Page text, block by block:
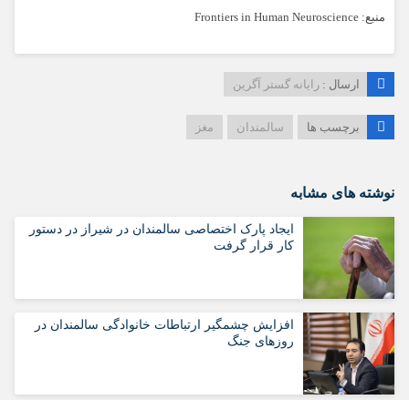
منبع: Frontiers in Human Neuroscience
ارسال : رایانه گستر آگرین
برچسب ها سالمندان مغز
نوشته های مشابه
ایجاد پارک اختصاصی سالمندان در شیراز در دستور
کار قرار گرفت
افزایش چشمگیر ارتباطات خانوادگی سالمندان در
روزهای جنگ